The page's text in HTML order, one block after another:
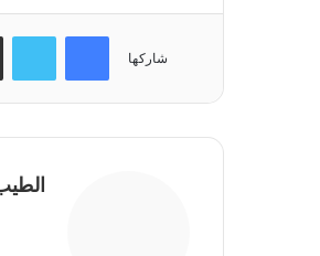
شاركها
فيسبوك